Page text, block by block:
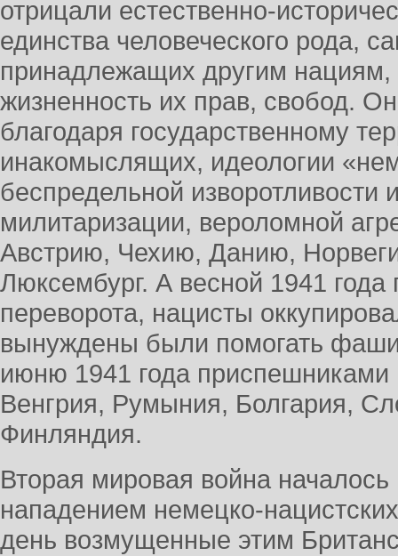
отрицали естественно-
единства человеческого рода,
принадлежащих другим
жизненность их прав, свобод.
благодаря государственному
инакомыслящих, идеологии
беспредельной изворотливости
милитаризации, вероломной
Австрию, Чехию, Данию,
Люксембург. А весной 1941 года
переворота, нацисты
вынуждены были помогать
июню 1941 года
Венгрия, Румыния, Болгария,
Финляндия.
Вторая мировая война началось
нападением немецко-
день возмущенные этим